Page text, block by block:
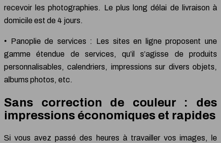
recevoir les photographies. Le plus long délai de livraison à
domicile est de 4 jours.
• Panoplie de services : Les sites en ligne proposent une
gamme étendue de services, qu’il s’agisse de produits
personnalisables, calendriers, impressions sur divers objets,
albums photos, etc.
Sans correction de couleur : des
impressions économiques et rapides
Si vous avez passé des heures à travailler vos images, le